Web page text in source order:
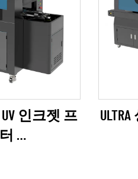
UV 인크젯 프